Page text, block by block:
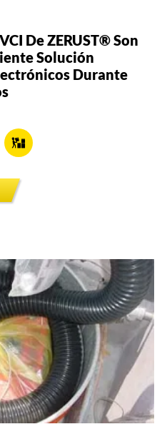
De ZERUST® Son
Solución
Durante